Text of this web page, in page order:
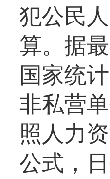
犯公民
算。据
国家统
非私营
照人力
公式，